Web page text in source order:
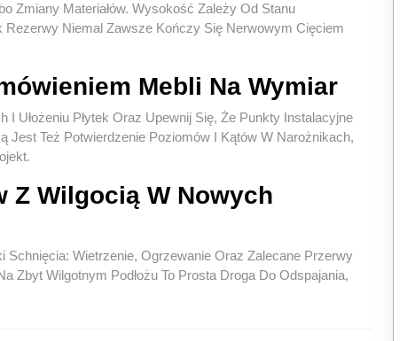
Zmiany Materiałów. Wysokość Zależy Od Stanu
Niemal Zawsze Kończy Się Nerwowym Cięciem
Mebli Na Wymiar
I Ułożeniu Płytek Oraz Upewnij Się, Że Punkty Instalacyjne
Jest Też Potwierdzenie Poziomów I Kątów W Narożnikach,
Z Wilgocią W Nowych
Schnięcia: Wietrzenie, Ogrzewanie Oraz Zalecane Przerwy
Zbyt Wilgotnym Podłożu To Prosta Droga Do Odspajania,